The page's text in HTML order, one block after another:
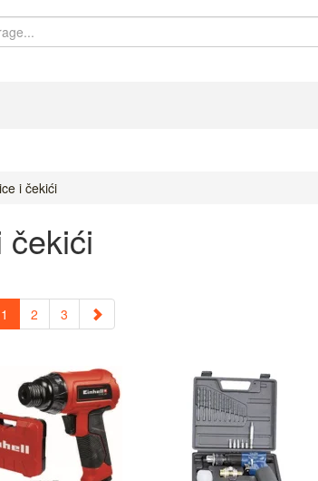
i čekići
čekići
1 2 3